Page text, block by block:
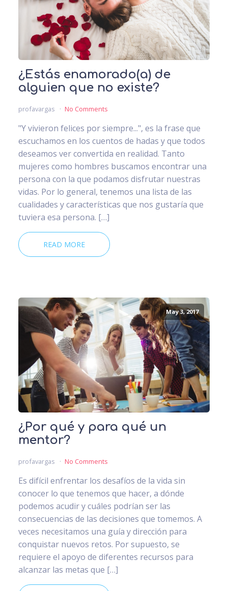
¿Estás enamorado(a) de
alguien que no existe?
profavargas No Comments
"Y vivieron felices por siempre...", es la frase que
escuchamos en los cuentos de hadas y que todos
deseamos ver convertida en realidad. Tanto
mujeres como hombres buscamos encontrar una
persona con la que podamos disfrutar nuestras
vidas. Por lo general, tenemos una lista de las
cualidades y características que nos gustaría que
tuviera esa persona. […]
READ MORE
May 3, 2017
¿Por qué y para qué un
mentor?
profavargas No Comments
Es difícil enfrentar los desafíos de la vida sin
conocer lo que tenemos que hacer, a dónde
podemos acudir y cuáles podrían ser las
consecuencias de las decisiones que tomemos. A
veces necesitamos una guía y dirección para
conquistar nuevos retos. Por supuesto, se
requiere el apoyo de diferentes recursos para
alcanzar las metas que […]